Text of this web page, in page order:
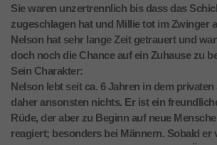
Sie waren unzertrennlich bis dass das
zugeschlagen hat und Millie tot im Zwinger
Nelson hat sehr lange Zeit getrauert und
doch noch die Chance auf ein Zuhause zu
Sein Charakter:
Nelson lebt seit ca. 6 Jahren in dem
daher ansonsten nichts. Er ist ein
Rüde, der aber zu Beginn auf neue
reagiert; besonders bei Männern. Sobald er